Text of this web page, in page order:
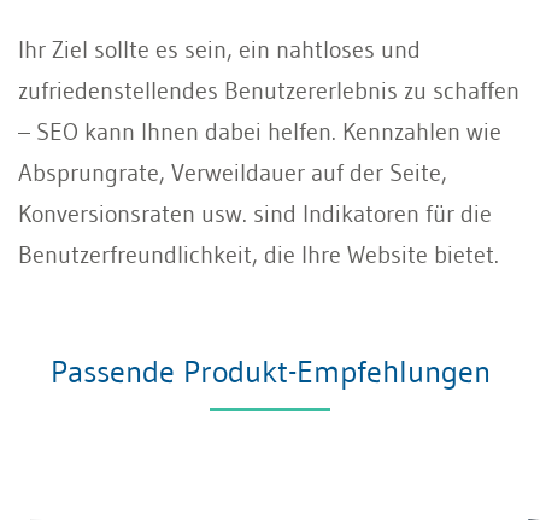
Ihr Ziel sollte es sein, ein nahtloses und
zufriedenstellendes Benutzererlebnis zu schaffen
– SEO kann Ihnen dabei helfen. Kennzahlen wie
Absprungrate, Verweildauer auf der Seite,
Konversionsraten usw. sind Indikatoren für die
Benutzerfreundlichkeit, die Ihre Website bietet.
Passende Produkt-Empfehlungen